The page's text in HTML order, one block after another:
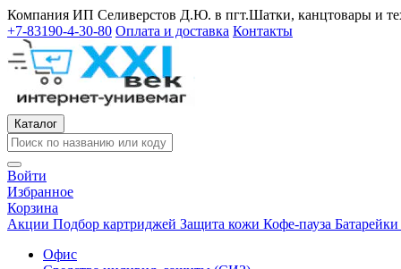
Компания ИП Селиверстов Д.Ю. в пгт.Шатки, канцтовары и
+7-83190-4-30-80 Оплата и доставка Контакты
Каталог
Войти
Избранное
Корзина
Акции Подбор картриджей Защита кожи Кофе-пауза
Офис